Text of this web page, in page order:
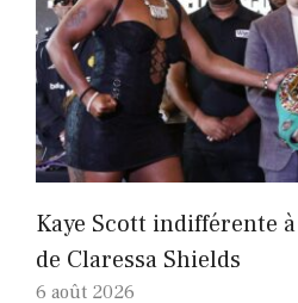
Kaye Scott indifférente
de Claressa Shields
6 août 2026